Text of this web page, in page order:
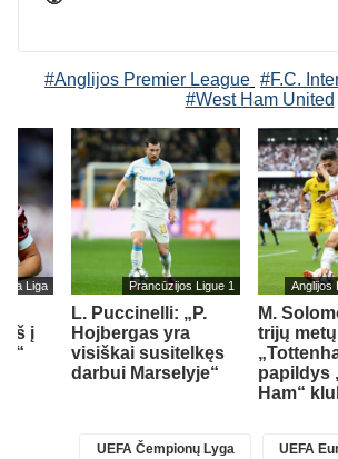
#Anglijos Premier League #F.C.
#West Ham United
La Liga
į
Prancūzijos Ligue 1
L. Puccinelli: „P.
Hojbergas yra
visiškai susitelkęs
darbui Marselyje“
Anglijos
M.
trijų
papildys
Ham“
UEFA Čempionų Lyga UEFA